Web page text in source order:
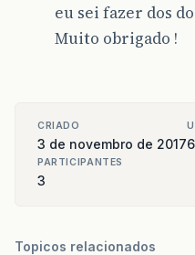
eu sei fazer dos
Muito obrigado !
CRIADO
3 de novembro de 2017
PARTICIPANTES
3
Topicos relacionados